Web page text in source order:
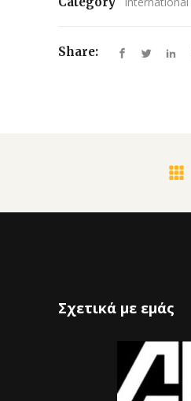
Share:
Σχετικά με εμάς